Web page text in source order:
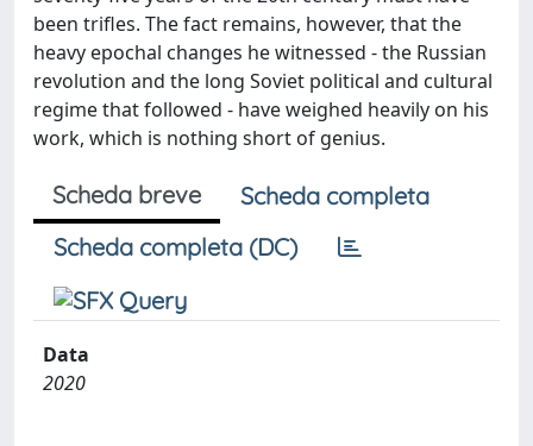
been trifles. The fact remains, however, that the
heavy epochal changes he witnessed - the Russian
revolution and the long Soviet political and cultural
regime that followed - have weighed heavily on his
work, which is nothing short of genius.
Scheda breve
Scheda completa
Scheda completa (DC)
Data
2020